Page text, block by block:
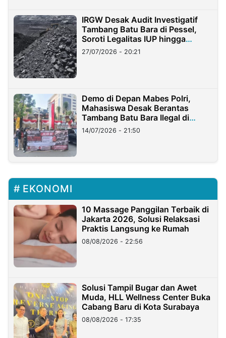
IRGW Desak Audit Investigatif
Tambang Batu Bara di Pessel,
Soroti Legalitas IUP hingga
Stockpile
27/07/2026 - 20:21
Demo di Depan Mabes Polri,
Mahasiswa Desak Berantas
Tambang Batu Bara Ilegal di
Lampung
14/07/2026 - 21:50
EKONOMI
10 Massage Panggilan Terbaik di
Jakarta 2026, Solusi Relaksasi
Praktis Langsung ke Rumah
08/08/2026 - 22:56
Solusi Tampil Bugar dan Awet
Muda, HLL Wellness Center Buka
Cabang Baru di Kota Surabaya
08/08/2026 - 17:35